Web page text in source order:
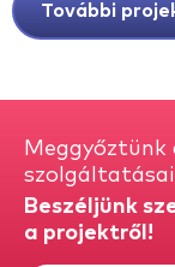
További
Meggyőztünk
Beszéljünk
a projektről!